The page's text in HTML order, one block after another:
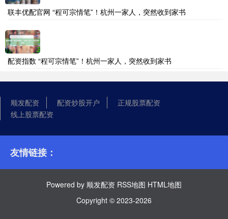
联丰优配官网 “程可宗情笔”！杭州一家人，突然收到家书
配资指数 “程可宗情笔”！杭州一家人，突然收到家书
顺发配资 配资炒股开户
正规股票配资
线上股票配资
友情链接：
Powered by 顺发配资 RSS地图 HTML地图
Copyright © 2023-2026